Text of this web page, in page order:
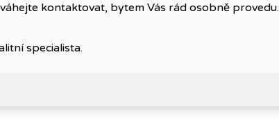
kontaktovat, bytem Vás rád osobně provedu.
specialista.